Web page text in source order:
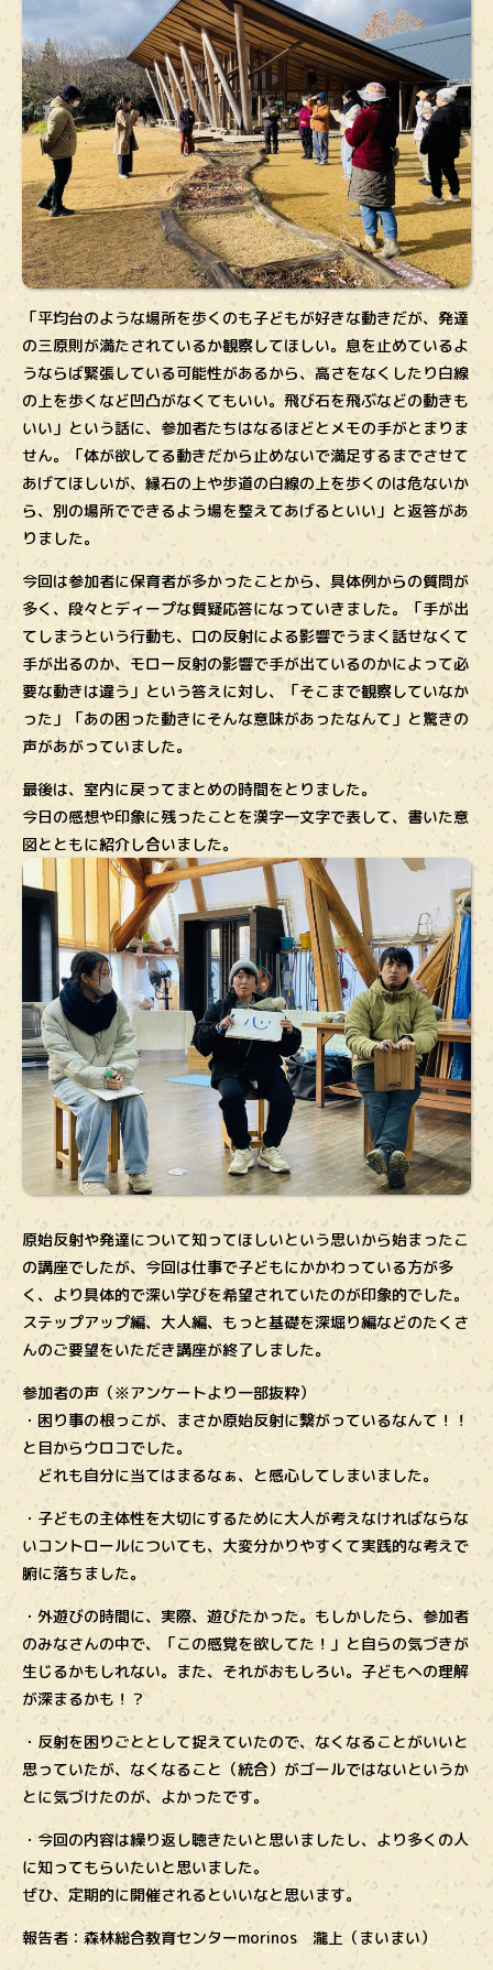
「平均台のような場所を歩くのも子どもが好きな動きだが、発達
の三原則が満たされているか観察してほしい。息を止めているよ
うならば緊張している可能性があるから、高さをなくしたり白線
の上を歩くなど凹凸がなくてもいい。飛び石を飛ぶなどの動きも
いい」という話に、参加者たちはなるほどとメモの手がとまりま
せん。「体が欲してる動きだから止めないで満足するまでさせて
あげてほしいが、縁石の上や歩道の白線の上を歩くのは危ないか
ら、別の場所でできるよう場を整えてあげるといい」と返答があ
りました。
今回は参加者に保育者が多かったことから、具体例からの質問が
多く、段々とディープな質疑応答になっていきました。「手が出
てしまうという行動も、口の反射による影響でうまく話せなくて
手が出るのか、モロー反射の影響で手が出ているのかによって必
要な動きは違う」という答えに対し、「そこまで観察していなか
った」「あの困った動きにそんな意味があったなんて」と驚きの
声があがっていました。
最後は、室内に戻ってまとめの時間をとりました。
今日の感想や印象に残ったことを漢字一文字で表して、書いた意
図とともに紹介し合いました。
原始反射や発達について知ってほしいという思いから始まったこ
の講座でしたが、今回は仕事で子どもにかかわっている方が多
く、より具体的で深い学びを希望されていたのが印象的でした。
ステップアップ編、大人編、もっと基礎を深堀り編などのたくさ
んのご要望をいただき講座が終了しました。
参加者の声（※アンケートより一部抜粋）
・困り事の根っこが、まさか原始反射に繋がっているなんて！！
と目からウロコでした。
どれも自分に当てはまるなぁ、と感心してしまいました。
・子どもの主体性を大切にするために大人が考えなければならな
いコントロールについても、大変分かりやすくて実践的な考えで
腑に落ちました。
・外遊びの時間に、実際、遊びたかった。もしかしたら、参加者
のみなさんの中で、「この感覚を欲してた！」と自らの気づきが
生じるかもしれない。また、それがおもしろい。子どもへの理解
が深まるかも！？
・反射を困りごととして捉えていたので、なくなることがいいと
思っていたが、なくなること（統合）がゴールではないというか
とに気づけたのが、よかったです。
・今回の内容は繰り返し聴きたいと思いましたし、より多くの人
に知ってもらいたいと思いました。
ぜひ、定期的に開催されるといいなと思います。
報告者：森林総合教育センターmorinos 瀧上（まいまい）